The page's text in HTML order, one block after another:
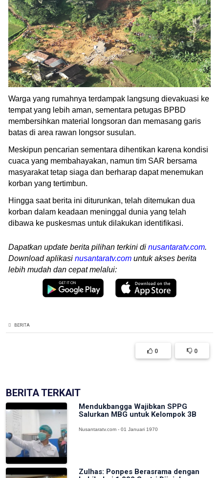
Warga yang rumahnya terdampak langsung dievakuasi ke
tempat yang lebih aman, sementara petugas BPBD
membersihkan material longsoran dan memasang garis
batas di area rawan longsor susulan.
Meskipun pencarian sementara dihentikan karena kondisi
cuaca yang membahayakan, namun tim SAR bersama
masyarakat tetap siaga dan berharap dapat menemukan
korban yang tertimbun.
Hingga saat berita ini diturunkan, telah ditemukan dua
korban dalam keadaan meninggal dunia yang telah
dibawa ke puskesmas untuk dilakukan identifikasi.
Dapatkan update berita pilihan terkini di nusantaratv.com.
Download aplikasi nusantaratv.com untuk akses berita
lebih mudah dan cepat melalui:
BERITA
0 0
BERITA TERKAIT
Mendukbangga Wajibkan SPPG
Salurkan MBG untuk Kelompok 3B
Nusantaratv.com - 01 Januari 1970
Zulhas: Ponpes Berasrama dengan